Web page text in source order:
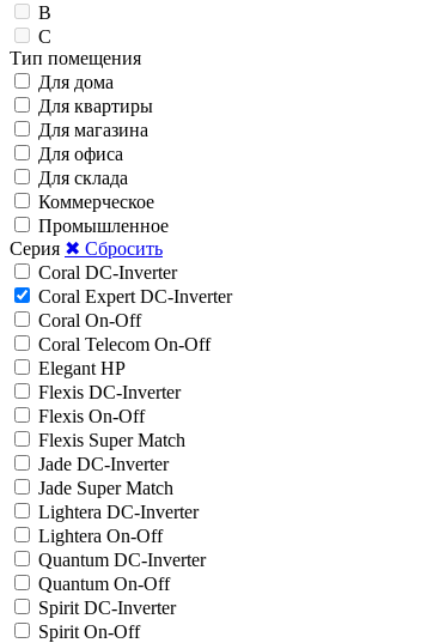
B
C
Тип помещения
Для дома
Для квартиры
Для магазина
Для офиса
Для склада
Коммерческое
Промышленное
Серия ✖ Сбросить
Coral DC-Inverter
Coral Expert DC-Inverter
Coral On-Off
Coral Telecom On-Off
Elegant HP
Flexis DC-Inverter
Flexis On-Off
Flexis Super Match
Jade DC-Inverter
Jade Super Match
Lightera DC-Inverter
Lightera On-Off
Quantum DC-Inverter
Quantum On-Off
Spirit DC-Inverter
Spirit On-Off